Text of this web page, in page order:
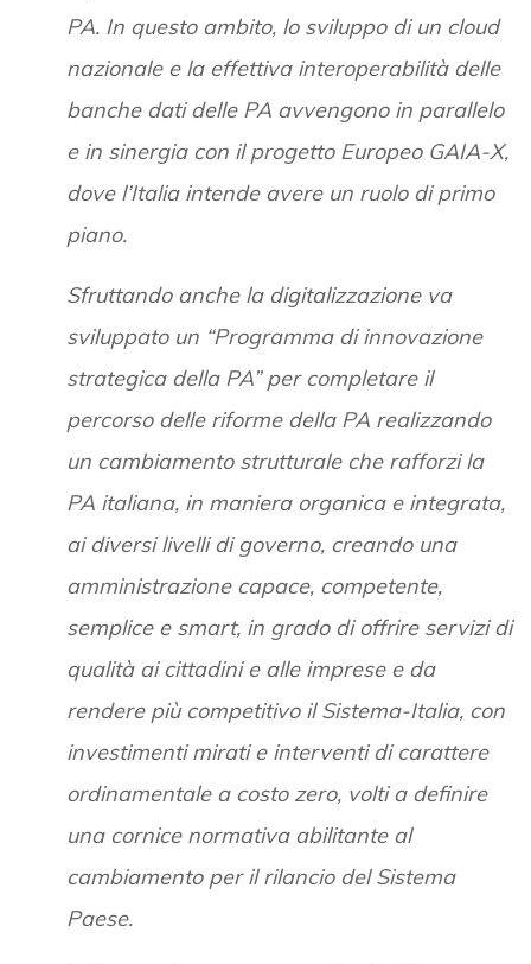
PA. In questo ambito, lo sviluppo di un cloud
nazionale e la effettiva interoperabilità delle
banche dati delle PA avvengono in parallelo
e in sinergia con il progetto Europeo GAIA-X,
dove l’Italia intende avere un ruolo di primo
piano.
Sfruttando anche la digitalizzazione va
sviluppato un “Programma di innovazione
strategica della PA” per completare il
percorso delle riforme della PA realizzando
un cambiamento strutturale che rafforzi la
PA italiana, in maniera organica e integrata,
ai diversi livelli di governo, creando una
amministrazione capace, competente,
semplice e smart, in grado di offrire servizi di
qualità ai cittadini e alle imprese e da
rendere più competitivo il Sistema-Italia, con
investimenti mirati e interventi di carattere
ordinamentale a costo zero, volti a definire
una cornice normativa abilitante al
cambiamento per il rilancio del Sistema
Paese.